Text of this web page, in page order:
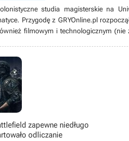
studia magisterskie na
Przygodę z GRYOnline.pl
filmowym i technologicznym (nie
bijatykami, soulslike’ami i w
pikselowymi postaciami z gier
zapewne niedługo
odliczanie